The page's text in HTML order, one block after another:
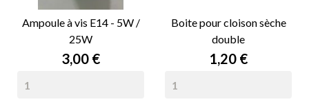
Ampoule à vis E14 - 5W /
25W
Prix
3,00 €
Boite pour cloison sèche
double
Prix
1,20 €